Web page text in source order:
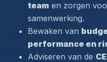
team en zorgen
samenwerking.
Bewaken van
performance en
Adviseren van de